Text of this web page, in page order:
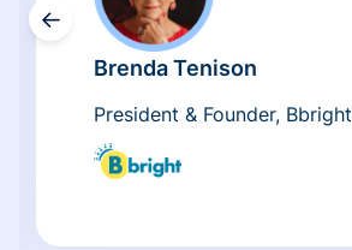
←
Brenda Tenison
President & Founder, Bbright